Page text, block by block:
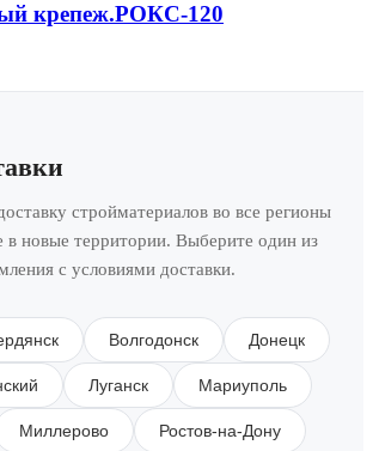
крепеж.РОКС-120
стройматериалов во все регионы
в новые территории. Выберите один из
с условиями доставки.
Волгодонск Донецк
Луганск Мариуполь
Миллерово Ростов-на-Дону